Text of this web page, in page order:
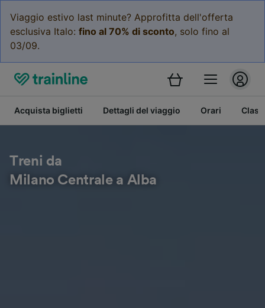
Viaggio estivo last minute? Approfitta dell'offerta
esclusiva Italo: fino al 70% di sconto, solo fino al
03/09.
Acquista biglietti Dettagli del viaggio Orari
Treni da
Milano Centrale a Alba